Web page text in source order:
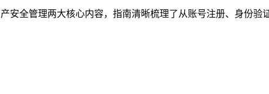
安全管理两大核心内容，指南清晰梳理了从账号注册、身份验